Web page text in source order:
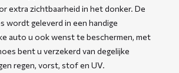
extra zichtbaarheid in het donker. De
wordt geleverd in een handige
auto u ook wenst te beschermen, met
bent u verzekerd van degelijke
regen, vorst, stof en UV.